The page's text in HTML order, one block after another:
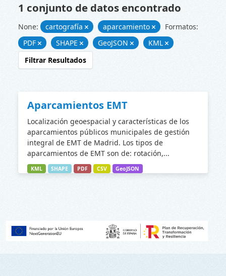
1 conjunto de datos encontrado
None: cartografía aparcamiento
Formatos:
PDF
SHAPE GeoJSON
KML
Filtrar Resultados
Aparcamientos EMT
Localización geoespacial y características de los
aparcamientos públicos municipales de gestión
integral de EMT de Madrid. Los tipos de
aparcamientos de EMT son de: rotación,...
KML SHAPE PDF CSV GeoJSON